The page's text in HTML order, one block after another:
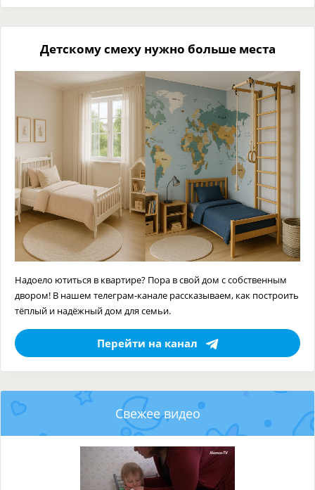
Детскому смеху нужно больше места
Надоело ютиться в квартире? Пора в свой дом с собственным
двором! В нашем телеграм-канале рассказываем, как построить
тёплый и надёжный дом для семьи.
Перейти на канал
Свежее видео